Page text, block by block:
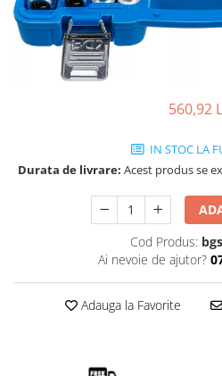
560,92
IN STOC LA
Durata de livrare: Acest produs se
Cod Produs:
Ai nevoie de ajutor?
Adauga la Favorite